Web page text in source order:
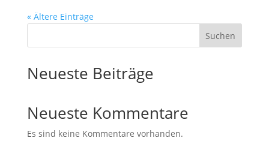
« Ältere Einträge
Suchen
Neueste Beiträge
Neueste Kommentare
Es sind keine Kommentare vorhanden.